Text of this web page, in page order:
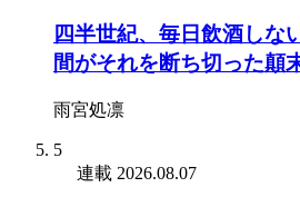
四半世紀、毎日飲酒しな
間がそれを断ち切った顛
雨宮処凛
5
連載 2026.08.07